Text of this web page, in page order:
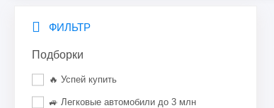
ФИЛЬТР
Подборки
🔥 Успей купить
🚙 Легковые автомобили до 3 млн